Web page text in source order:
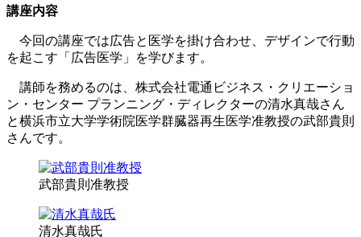
講座内容
今回の講座では広告と医学を掛け合わせ、デザインで行動
を起こす「広告医学」を学びます。
講師を務めるのは、株式会社電通ビジネス・クリエーショ
ン・センター プランニング・ディレクターの清水真哉さん
と横浜市立大学学術院医学群臓器再生医学准教授の武部貴則
さんです。
武部貴則准教授
清水真哉氏